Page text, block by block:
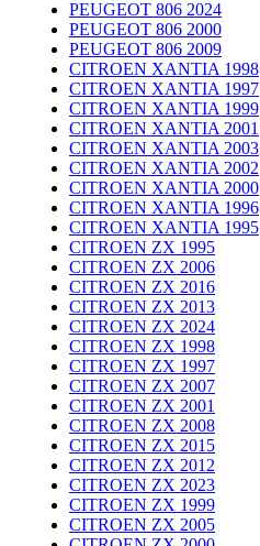
PEUGEOT 806 2024
PEUGEOT 806 2000
PEUGEOT 806 2009
CITROEN XANTIA 1998
CITROEN XANTIA 1997
CITROEN XANTIA 1999
CITROEN XANTIA 2001
CITROEN XANTIA 2003
CITROEN XANTIA 2002
CITROEN XANTIA 2000
CITROEN XANTIA 1996
CITROEN XANTIA 1995
CITROEN ZX 1995
CITROEN ZX 2006
CITROEN ZX 2016
CITROEN ZX 2013
CITROEN ZX 2024
CITROEN ZX 1998
CITROEN ZX 1997
CITROEN ZX 2007
CITROEN ZX 2001
CITROEN ZX 2008
CITROEN ZX 2015
CITROEN ZX 2012
CITROEN ZX 2023
CITROEN ZX 1999
CITROEN ZX 2005